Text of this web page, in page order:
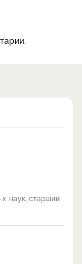
наук, старший